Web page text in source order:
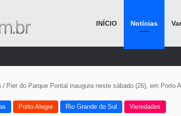
INÍCIO Notícias
/ Pier do Parque Pontal inaugura neste sábado (26), em Porto
Porto Alegre Rio Grande do Sul Variedades